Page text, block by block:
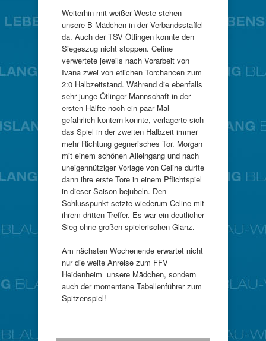
Weiterhin mit weißer Weste stehen
unsere B-Mädchen in der Verbandsstaffel
da. Auch der TSV Ötlingen konnte den
Siegeszug nicht stoppen. Celine
verwertete jeweils nach Vorarbeit von
Ivana zwei von etlichen Torchancen zum
2:0 Halbzeitstand. Während die ebenfalls
sehr junge Ötlinger Mannschaft in der
ersten Hälfte noch ein paar Mal
gefährlich kontern konnte, verlagerte sich
das Spiel in der zweiten Halbzeit immer
mehr Richtung gegnerisches Tor. Morgan
mit einem schönen Alleingang und nach
uneigennütziger Vorlage von Celine durfte
dann ihre erste Tore in einem Pflichtspiel
in dieser Saison bejubeln. Den
Schlusspunkt setzte wiederum Celine mit
ihrem dritten Treffer. Es war ein deutlicher
Sieg ohne großen spielerischen Glanz.
Am nächsten Wochenende erwartet nicht
nur die weite Anreise zum FFV
Heidenheim unsere Mädchen, sondern
auch der momentane Tabellenführer zum
Spitzenspiel!